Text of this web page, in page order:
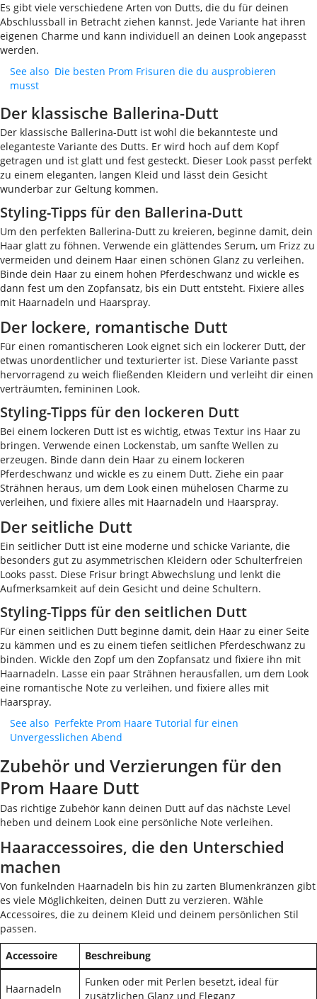
Es gibt viele verschiedene Arten von Dutts, die du für deinen
Abschlussball in Betracht ziehen kannst. Jede Variante hat ihren
eigenen Charme und kann individuell an deinen Look angepasst
werden.
See also Die besten Prom Frisuren die du ausprobieren
musst
Der klassische Ballerina-Dutt
Der klassische Ballerina-Dutt ist wohl die bekannteste und
eleganteste Variante des Dutts. Er wird hoch auf dem Kopf
getragen und ist glatt und fest gesteckt. Dieser Look passt perfekt
zu einem eleganten, langen Kleid und lässt dein Gesicht
wunderbar zur Geltung kommen.
Styling-Tipps für den Ballerina-Dutt
Um den perfekten Ballerina-Dutt zu kreieren, beginne damit, dein
Haar glatt zu föhnen. Verwende ein glättendes Serum, um Frizz zu
vermeiden und deinem Haar einen schönen Glanz zu verleihen.
Binde dein Haar zu einem hohen Pferdeschwanz und wickle es
dann fest um den Zopfansatz, bis ein Dutt entsteht. Fixiere alles
mit Haarnadeln und Haarspray.
Der lockere, romantische Dutt
Für einen romantischeren Look eignet sich ein lockerer Dutt, der
etwas unordentlicher und texturierter ist. Diese Variante passt
hervorragend zu weich fließenden Kleidern und verleiht dir einen
verträumten, femininen Look.
Styling-Tipps für den lockeren Dutt
Bei einem lockeren Dutt ist es wichtig, etwas Textur ins Haar zu
bringen. Verwende einen Lockenstab, um sanfte Wellen zu
erzeugen. Binde dann dein Haar zu einem lockeren
Pferdeschwanz und wickle es zu einem Dutt. Ziehe ein paar
Strähnen heraus, um dem Look einen mühelosen Charme zu
verleihen, und fixiere alles mit Haarnadeln und Haarspray.
Der seitliche Dutt
Ein seitlicher Dutt ist eine moderne und schicke Variante, die
besonders gut zu asymmetrischen Kleidern oder Schulterfreien
Looks passt. Diese Frisur bringt Abwechslung und lenkt die
Aufmerksamkeit auf dein Gesicht und deine Schultern.
Styling-Tipps für den seitlichen Dutt
Für einen seitlichen Dutt beginne damit, dein Haar zu einer Seite
zu kämmen und es zu einem tiefen seitlichen Pferdeschwanz zu
binden. Wickle den Zopf um den Zopfansatz und fixiere ihn mit
Haarnadeln. Lasse ein paar Strähnen herausfallen, um dem Look
eine romantische Note zu verleihen, und fixiere alles mit
Haarspray.
See also Perfekte Prom Haare Tutorial für einen
Unvergesslichen Abend
Zubehör und Verzierungen für den
Prom Haare Dutt
Das richtige Zubehör kann deinen Dutt auf das nächste Level
heben und deinem Look eine persönliche Note verleihen.
Haaraccessoires, die den Unterschied
machen
Von funkelnden Haarnadeln bis hin zu zarten Blumenkränzen gibt
es viele Möglichkeiten, deinen Dutt zu verzieren. Wähle
Accessoires, die zu deinem Kleid und deinem persönlichen Stil
passen.
Accessoire
Beschreibung
Haarnadeln
Funken oder mit Perlen besetzt, ideal für
zusätzlichen Glanz und Eleganz